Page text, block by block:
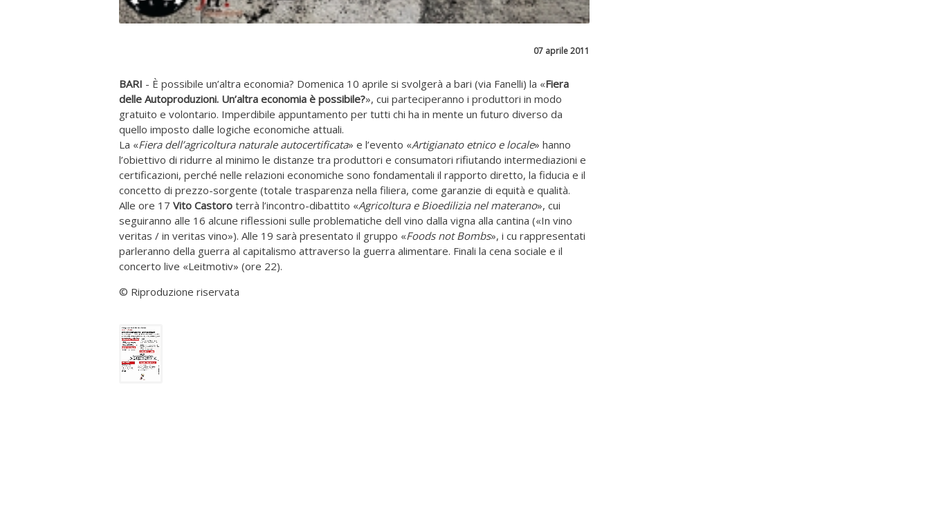
07 aprile 2011
BARI - È possibile un’altra economia? Domenica 10 aprile si svolgerà a bari (via Fanelli) la «Fiera
delle Autoproduzioni. Un’altra economia è possibile?», cui parteciperanno i produttori in modo
gratuito e volontario. Imperdibile appuntamento per tutti chi ha in mente un futuro diverso da
quello imposto dalle logiche economiche attuali.
La «Fiera dell’agricoltura naturale autocertificata» e l’evento «Artigianato etnico e locale» hanno
l’obiettivo di ridurre al minimo le distanze tra produttori e consumatori rifiutando intermediazioni e
certificazioni, perché nelle relazioni economiche sono fondamentali il rapporto diretto, la fiducia e il
concetto di prezzo-sorgente (totale trasparenza nella filiera, come garanzie di equità e qualità.
Alle ore 17 Vito Castoro terrà l’incontro-dibattito «Agricoltura e Bioedilizia nel materano», cui
seguiranno alle 16 alcune riflessioni sulle problematiche dell vino dalla vigna alla cantina («In vino
veritas / in veritas vino»). Alle 19 sarà presentato il gruppo «Foods not Bombs», i cu rappresentati
parleranno della guerra al capitalismo attraverso la guerra alimentare. Finali la cena sociale e il
concerto live «Leitmotiv» (ore 22).
© Riproduzione riservata